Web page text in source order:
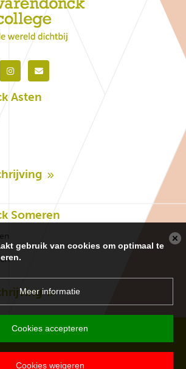
Asten
Someren
gebruik van cookies om optimaal te
Meer informatie
Cookies accepteren
Cookies weigeren